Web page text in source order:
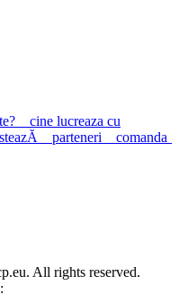
cine lucreaza cu
parteneri comanda
All rights reserved.